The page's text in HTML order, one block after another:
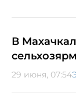
В
29 июня, 07:54